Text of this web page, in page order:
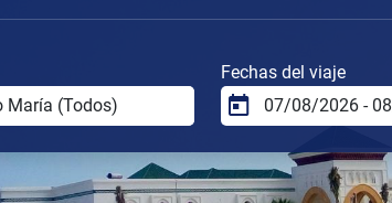
Fechas del viaje